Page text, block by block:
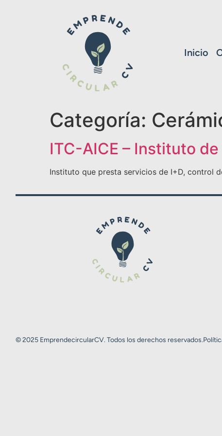
Inicio
Categoría:
ITC-AICE – Instituto
Instituto que presta servicios de I+D, control
© 2025 EmprendecircularCV. Todos los derechos reservados.